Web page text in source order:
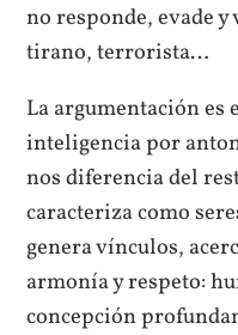
no responde, evade
tirano, terrorista…
La argumentación es
inteligencia por
nos diferencia del
caracteriza como
genera vínculos,
armonía y respeto:
concepción